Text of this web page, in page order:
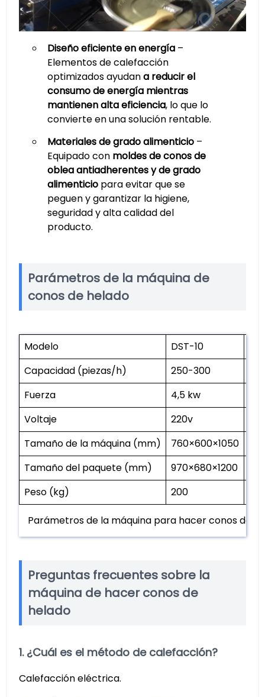
Diseño eficiente en energía–
Elementos de calefacción
optimizados ayudana reducir el
consumo de energía mientras
mantienen alta eficiencia, lo que lo
convierte en una solución rentable.
Materiales de grado alimenticio–
Equipado con moldes de conos de
oblea antiadherentes y de grado
alimenticiopara evitar que se
peguen y garantizar la higiene,
seguridad y alta calidad del
producto.
Parámetros de la máquina de
conos de helado
Modelo DST-10
Capacidad (piezas/h)
250-300
Fuerza
4,5 kw
Voltaje
220v
Tamaño de la máquina (mm)
760×600×1050
Tamaño del paquete (mm)
970×680×1200
Peso (kg)
200
Parámetros de la máquina para hacer conos de
Preguntas frecuentes sobre la
máquina de hacer conos de
helado
1. ¿Cuál es el método de calefacción?
Calefacción eléctrica.